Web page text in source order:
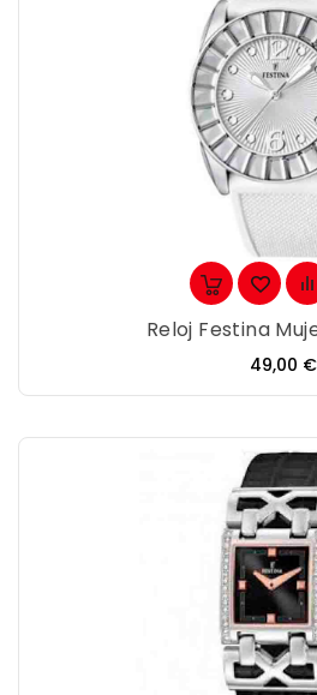
Reloj Festina
Precio
49,00 €